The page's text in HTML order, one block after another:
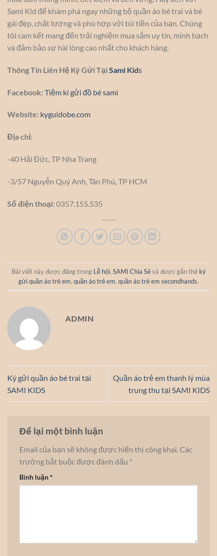
Sami Kid để khám phá ngay những bộ quần áo bé trai và bé
gái đẹp, chất lượng và phù hợp với túi tiền của bạn. Chúng
tôi cam kết mang đến trải nghiệm mua sắm uy tín, minh bạch
và đảm bảo sự hài lòng cao nhất cho khách hàng.
Thông Tin Liên Hệ Ký Gửi TạiSami Kids
Facebook: Tiệm kí gửi đồ bé sami
Website: kyguidobe.com
Địa chỉ:
-40 Hải Đức, TP Nha Trang
-3/57 Nguyễn Quý Anh, Tân Phú, TP HCM
Số điện thoại: 0357.155.535
Bài viết này được đăng trong Lễ hội, SAMI Chia Sẻvà được gắn thẻ ký
gửi quần áo trẻ em, quần áo trẻ em, quần áo trẻ em secondhands.
ADMIN
Ký gửi quần áo bé trai tại
SAMI KIDS
Quần áo trẻ em thanh lý mùa
trung thu tại SAMI KIDS
Để lại một bình luận
Email của bạn sẽ không được hiển thị công khai. Các
trường bắt buộc được đánh dấu *
Bình luận*